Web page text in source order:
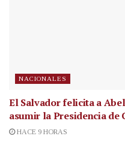
NACIONALES
El Salvador felicita a
asumir la Presidencia de
HACE 9 HORAS